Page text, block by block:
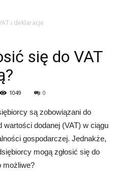
i deklaracje
się do VAT
1049 0
są zobowiązani do
dodanej (VAT) w ciągu
gospodarczej. Jednakże,
mogą zgłosić się do
możliwe?